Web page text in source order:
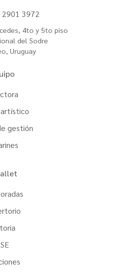
3972
4to y 5to piso
del Sodre
Uruguay
gestión